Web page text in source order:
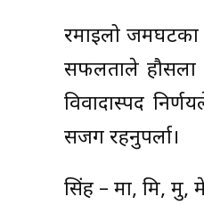
रमाइलो जमघटका
सफलताले हौसला
विवादास्पद
सजग रहनुपर्ला।
सिंह – मा, मि, मु,